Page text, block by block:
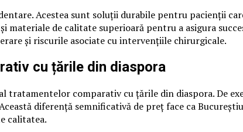
Acestea sunt soluții durabile pentru pacienții
materiale de calitate superioară pentru a asigura
și riscurile asociate cu intervențiile chirurgicale.
cu țările din diaspora
tratamentelor comparativ cu țările din diaspora. De
diferență semnificativă de preț face ca
calitatea.